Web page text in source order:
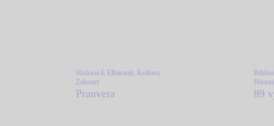
Historia E Elbasanit, Kultura,
Zakonet
Pranvera 89